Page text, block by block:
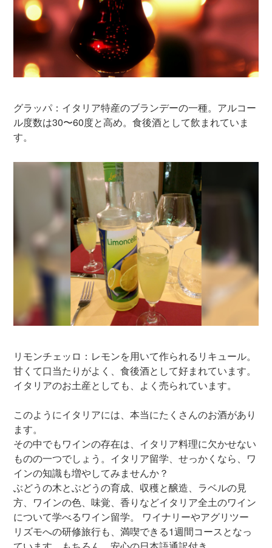
グラッパ：イタリア特産のブランデーの一種。アルコー
ル度数は30〜60度と高め。食後酒として飲まれていま
す。
リモンチェッロ：レモンを用いて作られるリキュール。
甘くて口当たりがよく、食後酒として好まれています。
イタリアのお土産としても、よく売られています。
このようにイタリアには、本当にたくさんのお酒があり
ます。
その中でもワインの存在は、イタリア料理に欠かせない
ものの一つでしょう。イタリア留学、せっかくなら、ワ
インの知識も増やしてみませんか？
ぶどうの木とぶどうの育成、収穫と醸造、ラベルの見
方、ワインの色、味覚、香りなどイタリア全土のワイン
について学べるワイン留学。 ワイナリーやアグリツー
リズモへの研修旅行も、満喫できる1週間コースとなっ